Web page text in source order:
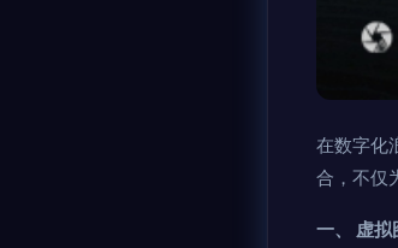
在数字化
合，不仅
一、 虚